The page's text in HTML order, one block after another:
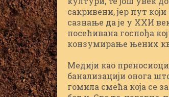
сакривени, јер пут
сазнање да је у XXИ
посећивана госпођа
конзумирање њених
Медији као
банализацији онога
гомила смећа која се